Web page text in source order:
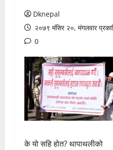
Dknepal
२०७९ मंसिर २०, मंगलवार
0
के यो सहि होत? थापाथलीको